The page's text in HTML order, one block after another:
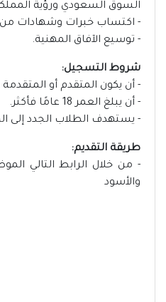
السوق السعودي ورؤية المملكة
- اكتساب خبرات وشهادات من
- توسيع الآفاق المهنية.
شروط التسجيل:
- أن يكون المتقدم أو
- أن يبلغ العمر 18 عامًا فأكثر.
- يستهدف الطلاب الجدد إلى
طريقة التقديم:
- من خلال الرابط التالي
والأسود